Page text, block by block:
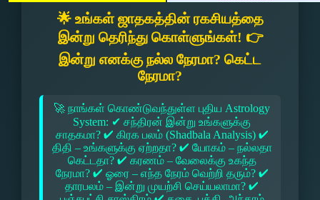
🌟 உங்கள் ஜாதகத்தின் ரகசியத்தை
இன்று தெரிந்து கொள்ளுங்கள்! 👉
இன்று எனக்கு நல்ல நேரமா? கெட்ட
நேரமா?
🚀 நாங்கள் கொண்டுவந்துள்ள புதிய Astrology
System: ✔ சந்திரன் இன்று உங்களுக்கு
சாதகமா? ✔ கிரக பலம் (Shadbala Analysis) ✔
திதி – உங்களுக்கு ஏற்றதா? ✔ யோகம் – நல்லதா
கெட்டதா? ✔ கரணம் – வேலைக்கு உகந்த
நேரமா? ✔ ஓரை – எந்த நேரம் வெற்றி தரும்? ✔
தாரபலம் – இன்று முயற்சி செய்யலாமா? ✔